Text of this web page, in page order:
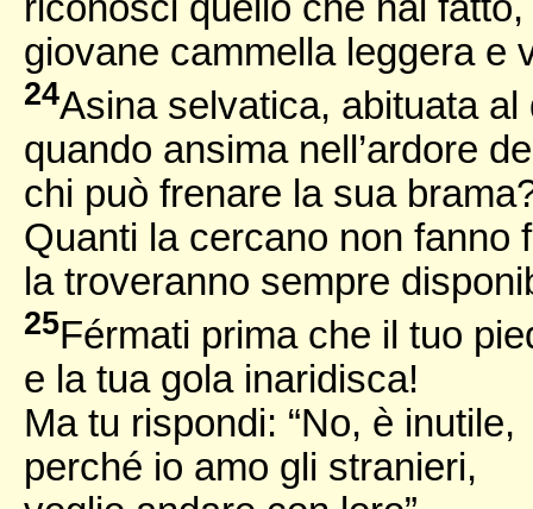
giovane cammella leggera e
24Asina selvatica, abituata al
quando ansima nell’ardore
chi può frenare la sua
Quanti la cercano non fanno
la troveranno sempre
25Férmati prima che il tuo
e la tua gola inaridisca!
Ma tu rispondi: “No, è inutile,
perché io amo gli stranieri,